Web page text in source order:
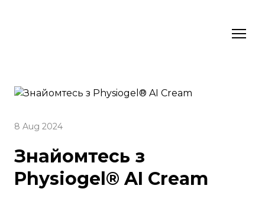
8 Aug 2024
Знайомтесь з
Physiogel® AI Cream